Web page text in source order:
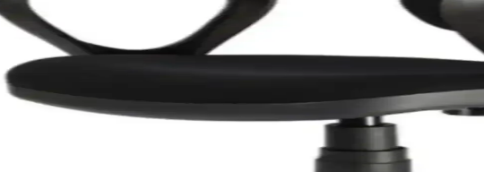
malzeme kalitesi, tasarım ve kullanıcı memnuniyeti açısından detaylı
Bantı Karşılaştırması: Özellikler ve Kullanım Alanları
özelliklerini ve kullanım alanlarını karşılaştırıyoruz. Ofis, taşınma ve
80 gr Beyaz: Yüksek Kalite ve Çok Yönlü Ofis Kağıdı
ve-ge 500'lü Copier Bond A4 80 gr beyaz kağıt, ofislerde ve kurumlarda yoğun